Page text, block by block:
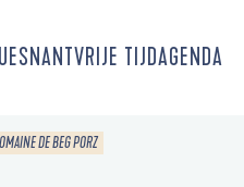
VRIJE TIJDAGENDA
DE BEG PORZ